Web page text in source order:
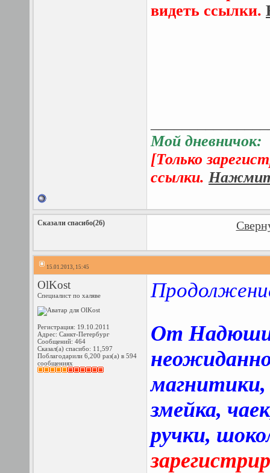
видеть ссылки.
Мой дневничок:
[Только
ссылки.
Сказали спасибо(26)
15.01.2013, 15:45
OlKost
Специалист по халяве
Регистрация: 19.10.2011
Адрес: Санкт-Петербург
Сообщений: 464
Сказал(а) спасибо: 11,597
Поблагодарили 6,200 раз(а) в 594
сообщениях
Продо
От Над
магнитики,
змейка,
ручки,